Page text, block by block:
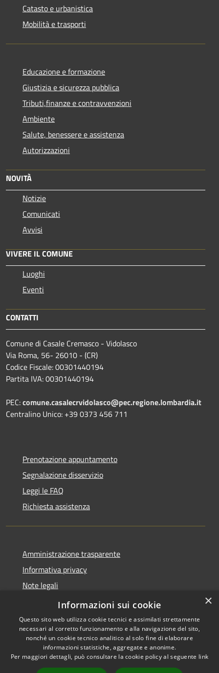
Catasto e urbanistica
Mobilità e trasporti
Educazione e formazione
Giustizia e sicurezza pubblica
Tributi,finanze e contravvenzioni
Ambiente
Salute, benessere e assistenza
Autorizzazioni
NOVITÀ
Notizie
Comunicati
Avvisi
VIVERE IL COMUNE
Luoghi
Eventi
CONTATTI
Comune di Casale Cremasco - Vidolasco
Via Roma, 56- 26010 - (CR)
Codice Fiscale: 00301440194
Partita IVA: 00301440194
PEC:comune.casalecrvidolasco@pec.regione.lombardia.it
Centralino Unico: +39 0373 456 711
Prenotazione appuntamento
Segnalazione disservizio
Leggi le FAQ
Richiesta assistenza
Amministrazione trasparente
Informativa privacy
Note legali
Dichiarazione di accessibilità
Accessibilità
Copyright © 2026 • Comune di
Casale Cremasco-Vidolasco •
×
Informazioni sui cookie
Questo sito web utilizza cookie tecnici e assimilati strettamente
necessari al corretto funzionamento e alla navigazione del sito,
nonché un cookie tecnico analitico al solo fine di elaborare
informazioni statistiche, aggregate e anonime.
Per maggiori dettagli, può consultare la cookie policy al seguente link